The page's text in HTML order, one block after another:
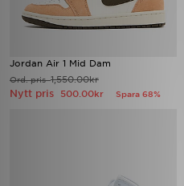
Jordan Air 1 Mid Dam
Ord. pris1,550.00kr
Nytt pris 500.00kr Spara 68%